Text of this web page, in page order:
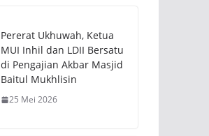
Pererat Ukhuwah, Ketua
MUI Inhil dan LDII Bersatu
di Pengajian Akbar Masjid
Baitul Mukhlisin
25 Mei 2026